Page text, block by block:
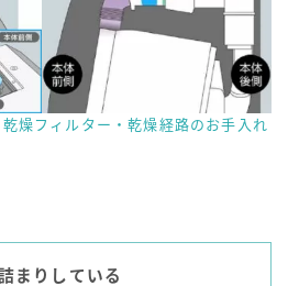
乾燥フィルター・乾燥経路のお手入れ
まりしている